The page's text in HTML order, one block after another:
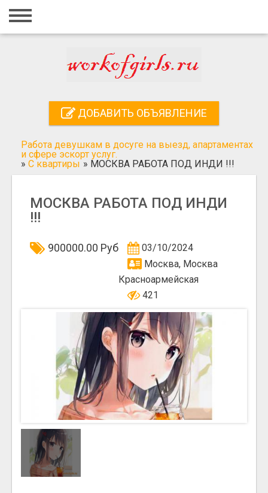
Главная
Регистрация
Добавить объявление
Поиск
ДОБАВИТЬ ОБЪЯВЛЕНИЕ
Работа девушкам в досуге на выезд, апартаментах
и сфере эскорт услуг.
» С квартиры » МОСКВА РАБОТА ПОД ИНДИ !!!
МОСКВА РАБОТА ПОД ИНДИ
!!!
900000.00 Руб
03/10/2024
Москва, Москва
Красноармейская
421